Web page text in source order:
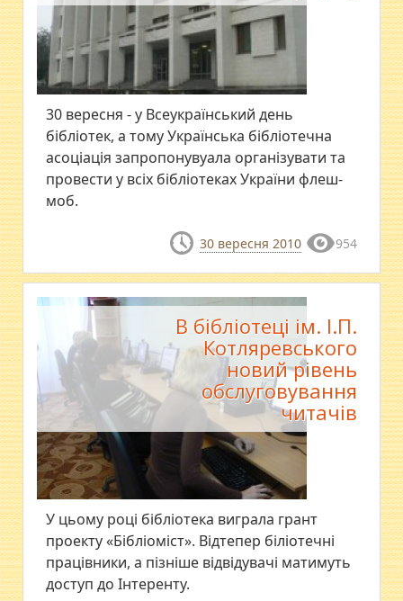
30 вересня - у Всеукраїнський день
бібліотек, а тому Українська бібліотечна
асоціація запропонувуала організувати та
провести у всіх бібліотеках України флеш-
моб.
30 вересня 2010 954
В бібліотеці ім. І.П.
Котляревського
новий рівень
обслуговування
читачів
У цьому році бібліотека виграла грант
проекту «Бібліоміст». Відтепер біліотечні
працівники, а пізніше відвідувачі матимуть
доступ до Інтеренту.